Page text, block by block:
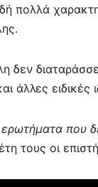
πολλά
δεν
άλλες ειδικές
που
τους οι